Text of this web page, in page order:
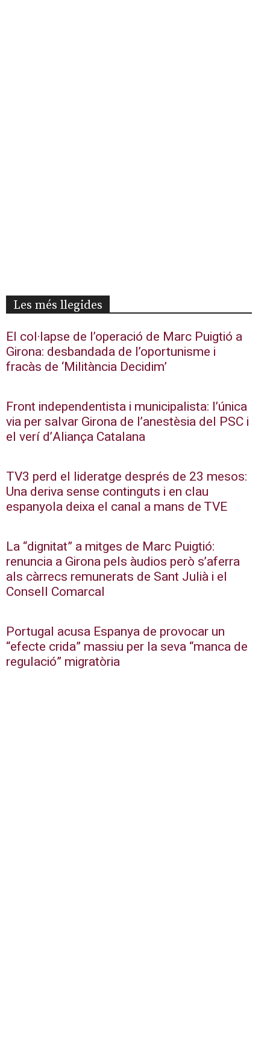
Les més llegides
El col·lapse de l’operació de Marc Puigtió a
Girona: desbandada de l’oportunisme i
fracàs de ‘Militància Decidim’
Front independentista i municipalista: l’única
via per salvar Girona de l’anestèsia del PSC i
el verí d’Aliança Catalana
TV3 perd el lideratge després de 23 mesos:
Una deriva sense continguts i en clau
espanyola deixa el canal a mans de TVE
La “dignitat” a mitges de Marc Puigtió:
renuncia a Girona pels àudios però s’aferra
als càrrecs remunerats de Sant Julià i el
Consell Comarcal
Portugal acusa Espanya de provocar un
“efecte crida” massiu per la seva “manca de
regulació” migratòria